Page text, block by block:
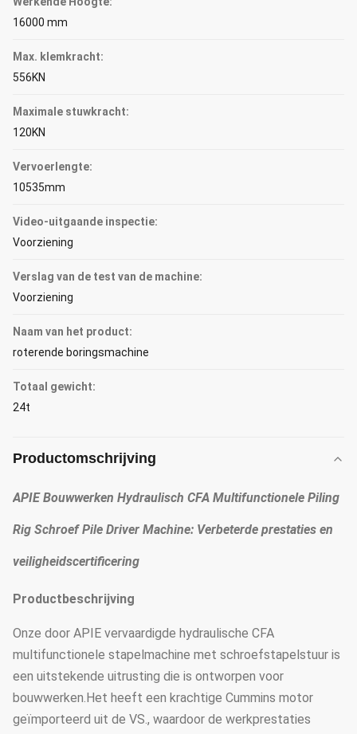
16000 mm
Max. klemkracht:
556KN
Maximale stuwkracht:
120KN
Vervoerlengte:
10535mm
Video-uitgaande inspectie:
Voorziening
Verslag van de test van de machine:
Voorziening
Naam van het product:
roterende boringsmachine
Totaal gewicht:
24t
Productomschrijving
APIE Bouwwerken Hydraulisch CFA Multifunctionele Piling
Rig Schroef Pile Driver Machine: Verbeterde prestaties en
veiligheidscertificering
Productbeschrijving
Onze door APIE vervaardigde hydraulische CFA
multifunctionele stapelmachine met schroefstapelstuur is
een uitstekende uitrusting die is ontworpen voor
bouwwerken.Het heeft een krachtige Cummins motor
geïmporteerd uit de VS., waardoor de werkprestaties